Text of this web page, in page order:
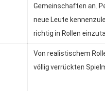
Gemeinschaften an.
neue Leute
richtig in Rollen
Von realistischem
völlig verrückten